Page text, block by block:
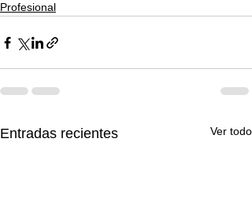
Profesional
Entradas recientes Ver todo